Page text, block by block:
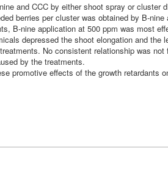
and CCC by either shoot spray or
berries per cluster was obtained by B-
B-nine application at 500 ppm was most
depressed the shoot elongation and
No consistent relationship was
by the treatments.
promotive effects of the growth retardants